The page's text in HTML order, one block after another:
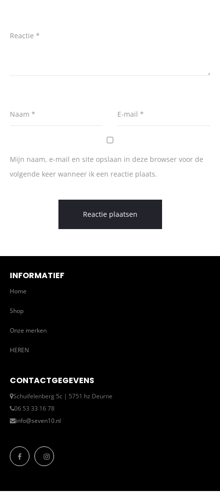
Reactie *
Naam * E-mail *
Mijn naam, e-mail en site opslaan in deze browser voor de
volgende keer wanneer ik een reactie plaats.
INFORMATIEF
Home
Shop
Onze merken
HEREN
CONTACTGEGEVENS
Schuifelenberg 5c | 5751 hz Deurne
06 53 33 16 78
info@seven10.nl